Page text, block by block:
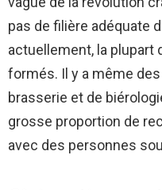
pas de filière adéquate
actuellement, la plupart
formés. Il y a même
brasserie et de
grosse proportion de
avec des personnes